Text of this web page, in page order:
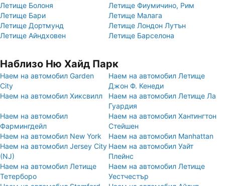
Летище Болоня
Летище Фиумичино, Рим
Летище Бари
Летище Малага
Летище Дортмунд
Летище Лондон Лутън
Летище Айндховен
Летище Барселона
Наблизо Ню Хайд Парк
Наем на автомобил Garden
City
Наем на автомобил Летище
Джон Ф. Кенеди
Наем на автомобил Хиксвилл
Наем на автомобил Летище Ла
Гуардия
Наем на автомобил
Фармингдейл
Наем на автомобил Хантингтон
Стейшен
Наем на автомобил New York
Наем на автомобил Manhattan
Наем на автомобил Jersey City
(NJ)
Наем на автомобил Уайт
Плейнс
Наем на автомобил Летище
Тетерборо
Наем на автомобил Летище
Уестчестър